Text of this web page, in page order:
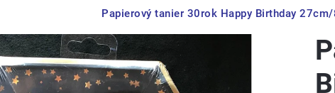
Papierový tanier 30rok Happy Birthday